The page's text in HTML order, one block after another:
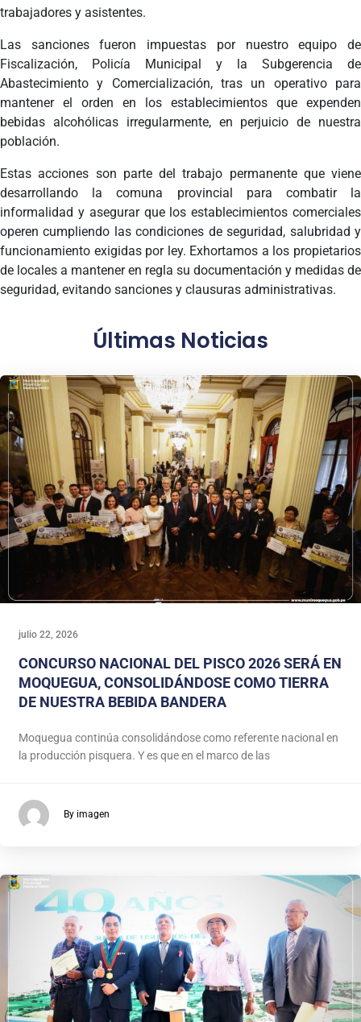
trabajadores y asistentes.
Las sanciones fueron impuestas por nuestro equipo de
Fiscalización, Policía Municipal y la Subgerencia de
Abastecimiento y Comercialización, tras un operativo para
mantener el orden en los establecimientos que expenden
bebidas alcohólicas irregularmente, en perjuicio de nuestra
población.
Estas acciones son parte del trabajo permanente que viene
desarrollando la comuna provincial para combatir la
informalidad y asegurar que los establecimientos comerciales
operen cumpliendo las condiciones de seguridad, salubridad y
funcionamiento exigidas por ley. Exhortamos a los propietarios
de locales a mantener en regla su documentación y medidas de
seguridad, evitando sanciones y clausuras administrativas.
Últimas Noticias
julio 22, 2026
CONCURSO NACIONAL DEL PISCO 2026 SERÁ EN
MOQUEGUA, CONSOLIDÁNDOSE COMO TIERRA
DE NUESTRA BEBIDA BANDERA
Moquegua continúa consolidándose como referente nacional en
la producción pisquera. Y es que en el marco de las
By imagen